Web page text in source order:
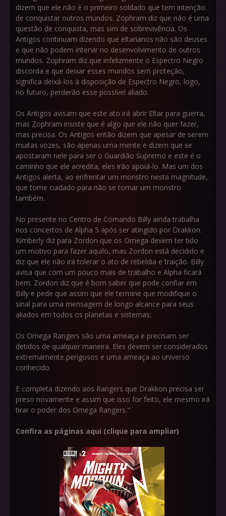
dizem que ele não é o primeiro soldado que tem intenção
de conquistar outros mundos. Zophram diz que não é uma
questão de conquista, mas sim de sobrevivência. Os
Antigos continuam dizendo que eltarianos não são deuses
e que não podem intervir no desenvolvimento de outros
mundos. Zophram diz que infelizmente o Espectro Negro
discorda e que deixar esses mundos sem proteção,
significa deixá-los à disposição de Espectro Negro, logo,
no futuro, perderão esse possível aliado.
Os Antigos avisam que este ato irá abrir Eltar para guerra,
mas Zophram insiste que é algo que ele não quer fazer,
mas precisa. Os Antigos então dizem que apesar de serem
muitas vozes, são apenas uma mente e dizem que se
apostaram nele para ser o Guardião Supremo e este é o
caminho que ele acredita, eles irão apoiá-lo. Mas um dos
Antigos alerta, ao enfrentar um monstro nesta magnitude,
que tome cuidado para não se tornar um monstro
também.
No presente no Centro de Comando Billy ainda trabalha
nos concertos de Alpha 5 após ser atingido por Drakkon.
Kimberly diz para Zordon que os Omega devem ter tido
um motivo para fazer aquilo, mas Zordon está decidido e
diz que ele não irá tolerar o ato de rebeldia e traição. Billy
avisa que com um pouco mais de trabalho e Alpha ficará
bem. Zordon diz que é bom saber que pode confiar em
Billy e pede que assim que ele termine que modifique o
sinal para uma mensagem de longo alcance para seus
aliados em todos os planetas e sistemas:
Os Omega Rangers são uma ameaça e precisam ser
detidos de qualquer maneira. Eles devem ser considerados
extremamente perigosos e uma ameaça ao universo
conhecido.
E completa dizendo aos Rangers que Drakkon precisa ser
preso novamente e assim que isso for feito, ele mesmo irá
tirar o poder dos Omega Rangers."
Confira as páginas aqui (clique para ampliar)